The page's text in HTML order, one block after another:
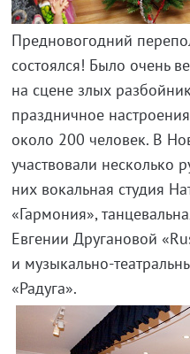
Предновогодний
состоялся! Было очень
на сцене злых
праздничное
около 200 человек. В
участвовали несколько
них вокальная студия
«Гармония»,
Евгении Другановой
и музыкально-
«Радуга».